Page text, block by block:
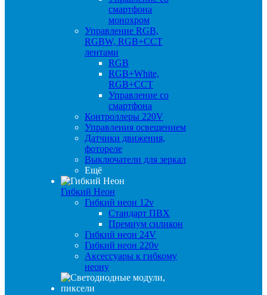
смартфона
монохром
Управление RGB,
RGBW, RGB+CCT
лентами
RGB
RGB+White,
RGB+CCT
Управление со
смартфона
Контроллеры 220V
Управления освещением
Датчики движения,
фотореле
Выключатели для зеркал
Ещё
Гибкий Неон
Гибкий неон 12v
Стандарт ПВХ
Премиум силикон
Гибкий неон 24V
Гибкий неон 220v
Аксессуары к гибкому
неону